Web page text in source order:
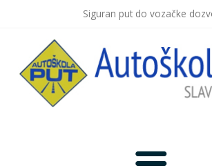
Siguran put do vozačke